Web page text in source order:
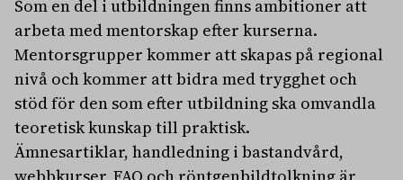
Som en del i utbildningen finns ambitioner att
arbeta med mentorskap efter kurserna.
Mentorsgrupper kommer att skapas på regional
nivå och kommer att bidra med trygghet och
stöd för den som efter utbildning ska omvandla
teoretisk kunskap till praktisk.
Ämnesartiklar, handledning i bastandvård,